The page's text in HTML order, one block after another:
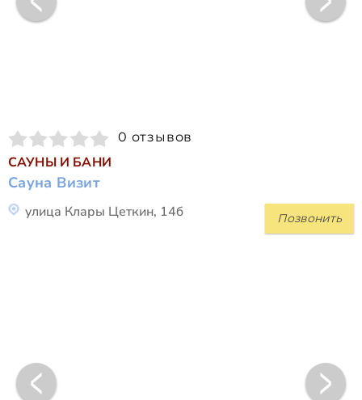
0 отзывов
САУНЫ И БАНИ
Сауна Визит
Позвонить
улица Клары Цеткин, 14б